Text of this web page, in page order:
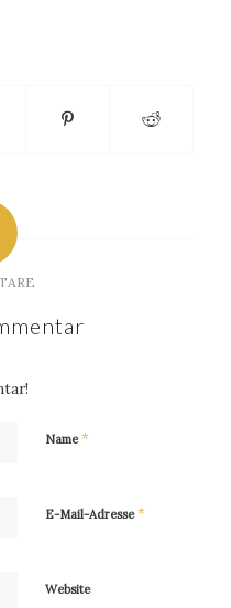
Name*
E-Mail-Adresse*
Website